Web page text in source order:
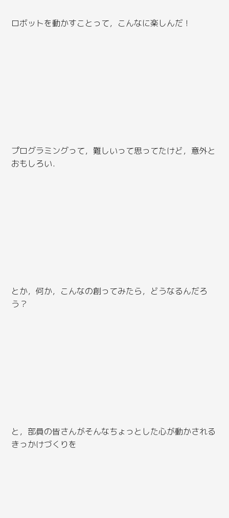
ロボットを動かすことって，こんなに楽しんだ！
プログラミングって，難しいって思ってたけど，意外と
おもしろい．
とか，何か，こんなの創ってみたら，どうなるんだろ
う？
と，部員の皆さんがそんなちょっとした心が動かされる
きっかけづくりを